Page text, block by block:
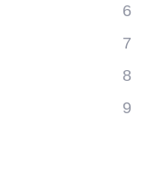
6
7
8
9